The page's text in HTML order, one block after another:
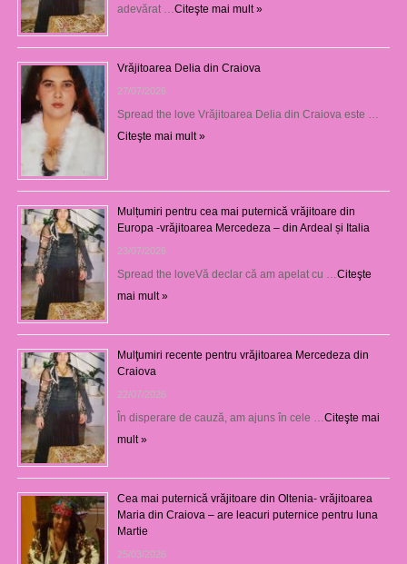
adevărat …Citeşte mai mult »
Vrăjitoarea Delia din Craiova
27/07/2026
Spread the love Vrăjitoarea Delia din Craiova este …
Citeşte mai mult »
Mulțumiri pentru cea mai puternică vrăjitoare din
Europa -vrăjitoarea Mercedeza – din Ardeal și Italia
23/07/2026
Spread the loveVă declar că am apelat cu …Citeşte
mai mult »
Mulţumiri recente pentru vrăjitoarea Mercedeza din
Craiova
22/07/2026
În disperare de cauză, am ajuns în cele …Citeşte mai
mult »
Cea mai puternică vrăjitoare din Oltenia- vrăjitoarea
Maria din Craiova – are leacuri puternice pentru luna
Martie
25/03/2026